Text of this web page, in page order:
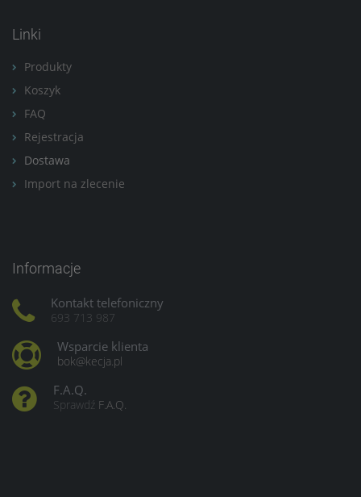
Linki
Produkty
Koszyk
FAQ
Rejestracja
Dostawa
Import na zlecenie
Informacje
Kontakt telefoniczny
693 713 987
Wsparcie klienta
bok@kecja.pl
F.A.Q.
Sprawdź F.A.Q.